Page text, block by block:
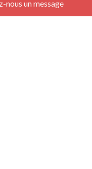
nous un message